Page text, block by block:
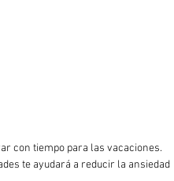
con tiempo para las vacaciones.
te ayudará a reducir la ansiedad